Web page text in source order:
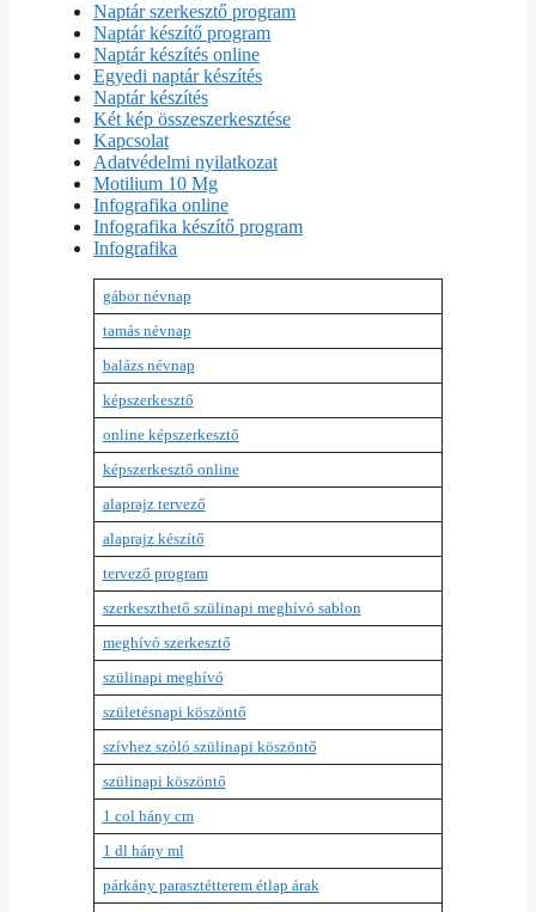
Naptár szerkesztő program
Naptár készítő program
Naptár készítés online
Egyedi naptár készítés
Naptár készítés
Két kép összeszerkesztése
Kapcsolat
Adatvédelmi nyilatkozat
Motilium 10 Mg
Infografika online
Infografika készítő program
Infografika
gábor névnap
tamás névnap
balázs névnap
képszerkesztő
online képszerkesztő
képszerkesztő online
alaprajz tervező
alaprajz készítő
tervező program
szerkeszthető szülinapi meghívó sablon
meghívó szerkesztő
szülinapi meghívó
születésnapi köszöntő
szívhez szóló szülinapi köszöntő
szülinapi köszöntő
1 col hány cm
1 dl hány ml
párkány parasztétterem étlap árak